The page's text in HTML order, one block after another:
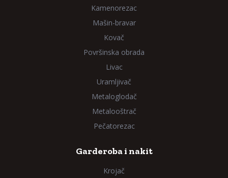
Kamenorezac
Mašin-bravar
Kovač
Površinska obrada
Livac
Uramljivač
Metaloglodač
Metalooštrač
Pečatorezac
Garderoba i nakit
Krojač